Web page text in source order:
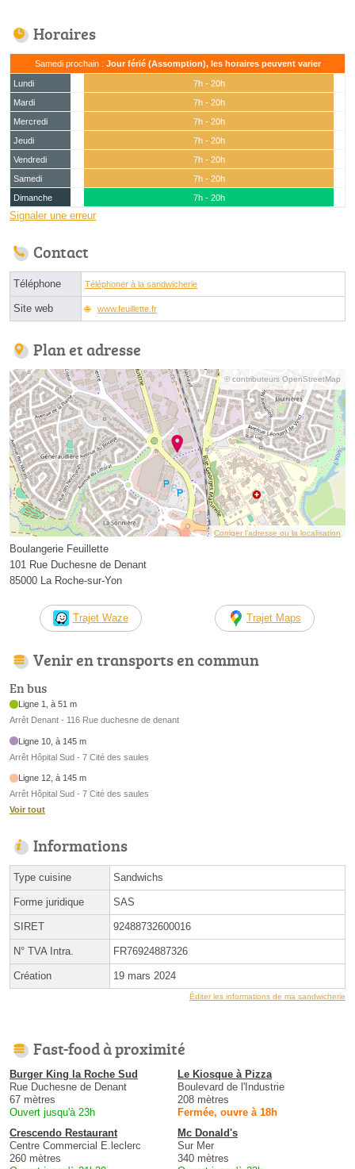
Horaires
Samedi prochain : Jour férié (Assomption), les horaires peuvent varier
Lundi
7h - 20h
Mardi
7h - 20h
Mercredi
7h - 20h
Jeudi
7h - 20h
Vendredi
7h - 20h
Samedi
7h - 20h
Dimanche
7h - 20h
Signaler une erreur
Contact
Téléphone Téléphoner à la sandwicherie
Site web www.feuillette.fr
Plan et adresse
© contributeurs OpenStreetMap
Corriger l’adresse ou la localisation
Boulangerie Feuillette
101 Rue Duchesne de Denant
85000 La Roche-sur-Yon
Trajet Waze Trajet Maps
Venir en transports en commun
En bus
Ligne 1, à 51 m
Arrêt Denant - 116 Rue duchesne de denant
Ligne 10, à 145 m
Arrêt Hôpital Sud - 7 Cité des saules
Ligne 12, à 145 m
Arrêt Hôpital Sud - 7 Cité des saules
Voir tout
Informations
Type cuisine Sandwichs
Forme juridique SAS
SIRET 92488732600016
N° TVA Intra. FR76924887326
Création 19 mars 2024
Éditer les informations de ma sandwicherie
Fast-food à proximité
Burger King la Roche Sud
Rue Duchesne de Denant
67 mètres
Ouvert jusqu'à 23h
Le Kiosque à Pizza
Boulevard de l'Industrie
208 mètres
Fermée, ouvre à 18h
Crescendo Restaurant
Centre Commercial E.leclerc
260 mètres
Mc Donald's
Sur Mer
340 mètres